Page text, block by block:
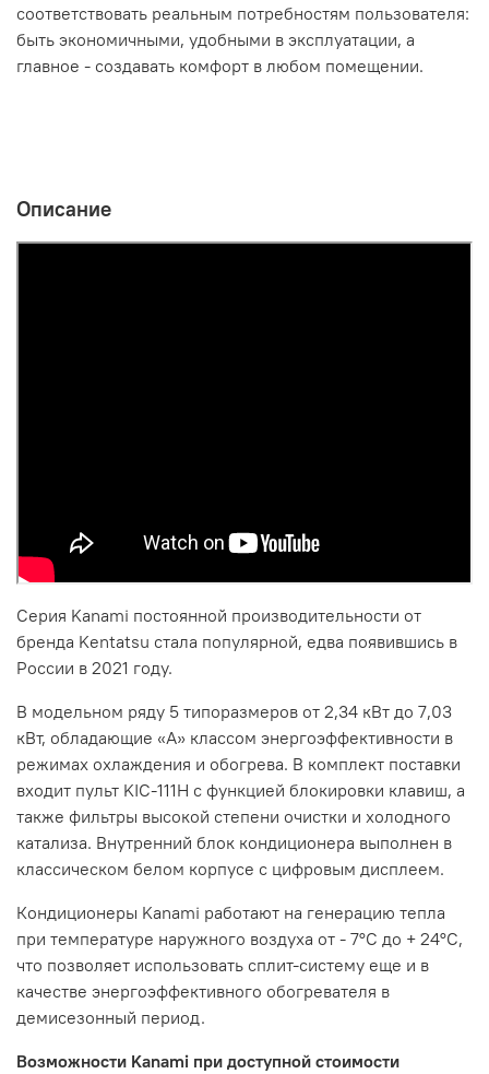
соответствовать реальным потребностям пользователя:
быть экономичными, удобными в эксплуатации, а
главное - создавать комфорт в любом помещении.
Описание
Серия Kanami постоянной производительности от
бренда Kentatsu стала популярной, едва появившись в
России в 2021 году.
В модельном ряду 5 типоразмеров от 2,34 кВт до 7,03
кВт, обладающие «А» классом энергоэффективности в
режимах охлаждения и обогрева. В комплект поставки
входит пульт KIC-111H с функцией блокировки клавиш, а
также фильтры высокой степени очистки и холодного
катализа. Внутренний блок кондиционера выполнен в
классическом белом корпусе с цифровым дисплеем.
Кондиционеры Kanami работают на генерацию тепла
при температуре наружного воздуха от - 7°С до + 24°С,
что позволяет использовать сплит-систему еще и в
качестве энергоэффективного обогревателя в
демисезонный период.
Возможности Kanami при доступной стоимости